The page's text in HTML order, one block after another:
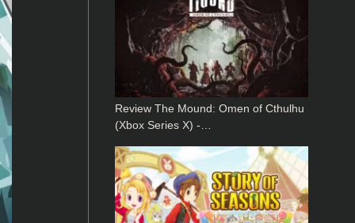
Review The Mound: Omen of Cthulhu
(Xbox Series X) -…